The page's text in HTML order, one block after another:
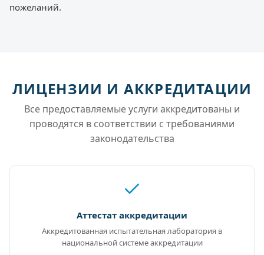
пожеланий.
ЛИЦЕНЗИИ И АККРЕДИТАЦИИ
Все предоставляемые услуги аккредитованы и
проводятся в соответствии с требованиями
законодательства
Аттестат аккредитации
Аккредитованная испытательная лаборатория в
национальной системе аккредитации